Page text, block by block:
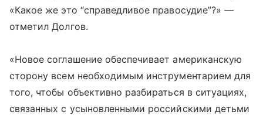
«Какое же это “справедливое правосудие”?» —
отметил Долгов.
«Новое соглашение обеспечивает американскую
сторону всем необходимым инструментарием для
того, чтобы объективно разбираться в ситуациях,
связанных с усыновленными российскими детьми